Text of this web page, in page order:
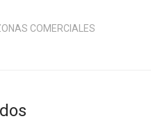
COMERCIALES